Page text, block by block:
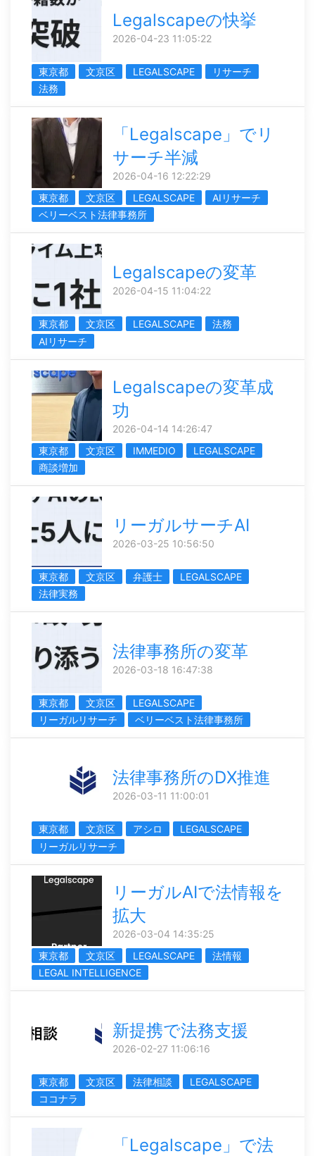
Legalscapeの快挙
2026-04-23 11:05:22
東京都 文京区 LEGALSCAPE
リサーチ
法務
「Legalscape」でリ
サーチ半減
2026-04-16 12:22:29
東京都
文京区 LEGALSCAPE
AIリサーチ
ベリーベスト法律事務所
Legalscapeの変革
2026-04-15 11:04:22
東京都 文京区 LEGALSCAPE
法務
AIリサーチ
Legalscapeの変革成
功
2026-04-14 14:26:47
東京都
文京区 IMMEDIO
LEGALSCAPE
商談増加
リーガルサーチAI
2026-03-25 10:56:50
東京都 文京区 弁護士
LEGALSCAPE
法律実務
法律事務所の変革
2026-03-18 16:47:38
東京都 文京区
LEGALSCAPE
リーガルリサーチ
ベリーベスト法律事務所
法律事務所のDX推進
2026-03-11 11:00:01
東京都 文京区 アシロ
LEGALSCAPE
リーガルリサーチ
リーガルAIで法情報を
拡大
2026-03-04 14:35:25
東京都
文京区 LEGALSCAPE
法情報
LEGAL INTELLIGENCE
新提携で法務支援
2026-02-27 11:06:16
東京都 文京区 法律相談
LEGALSCAPE
ココナラ
「Legalscape」で法